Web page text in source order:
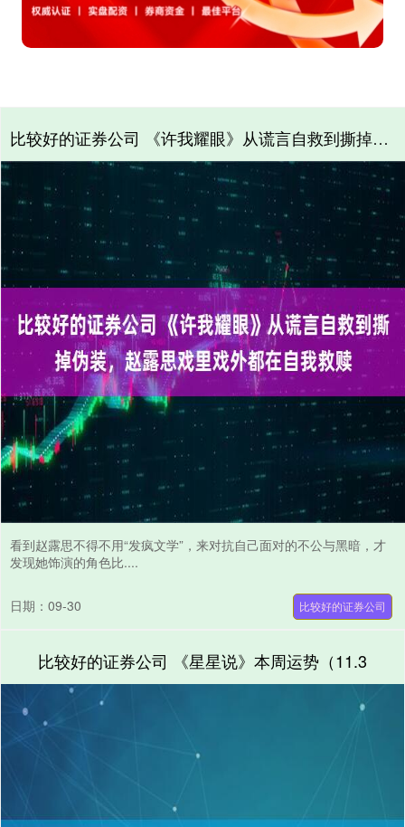
比较好的证券公司 《许我耀眼》从谎言自救到撕掉伪装，赵露思戏里戏外都在自我救赎
看到赵露思不得不用“发疯文学”，来对抗自己面对的不公与黑暗，才
发现她饰演的角色比....
日期：09-30 比较好的证券公司
比较好的证券公司 《星星说》本周运势（11.3